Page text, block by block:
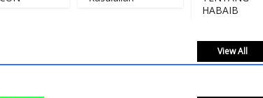
HABAIB
View All